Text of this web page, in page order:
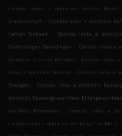
Comida India a domicilio Kehlen Bridel
Brameschhaff . Comida India a domicilio
Kehlen Nospelt
. Comida India a
Walferdingen Bereldingen
. Comida India a
domicilio Steinsel Heisdorf . Comida India a
India a domicilio Steinsel . Comida India a
Roedgen
. Comida India a domicilio
domicilio Reckange-sur-Mess Ehlange-sur-
sur-Mess Pontpierre
. Comida India a
Comida India a domicilio Reckange-sur-Mess .